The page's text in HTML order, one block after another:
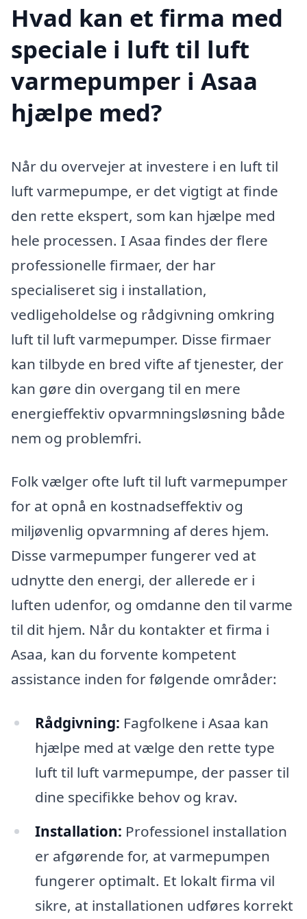
Hvad kan et firma med
speciale i luft til luft
varmepumper i Asaa
hjælpe med?
Når du overvejer at investere i en luft til
luft varmepumpe, er det vigtigt at finde
den rette ekspert, som kan hjælpe med
hele processen. I Asaa findes der flere
professionelle firmaer, der har
specialiseret sig i installation,
vedligeholdelse og rådgivning omkring
luft til luft varmepumper. Disse firmaer
kan tilbyde en bred vifte af tjenester, der
kan gøre din overgang til en mere
energieffektiv opvarmningsløsning både
nem og problemfri.
Folk vælger ofte luft til luft varmepumper
for at opnå en kostnadseffektiv og
miljøvenlig opvarmning af deres hjem.
Disse varmepumper fungerer ved at
udnytte den energi, der allerede er i
luften udenfor, og omdanne den til varme
til dit hjem. Når du kontakter et firma i
Asaa, kan du forvente kompetent
assistance inden for følgende områder:
Rådgivning: Fagfolkene i Asaa kan
hjælpe med at vælge den rette type
luft til luft varmepumpe, der passer til
dine specifikke behov og krav.
Installation: Professionel installation
er afgørende for, at varmepumpen
fungerer optimalt. Et lokalt firma vil
sikre, at installationen udføres korrekt